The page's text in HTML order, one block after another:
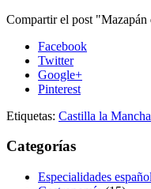
Compartir el post
Facebook
Twitter
Google+
Pinterest
Etiquetas: Castilla la Mancha
Categorías
Especialidades